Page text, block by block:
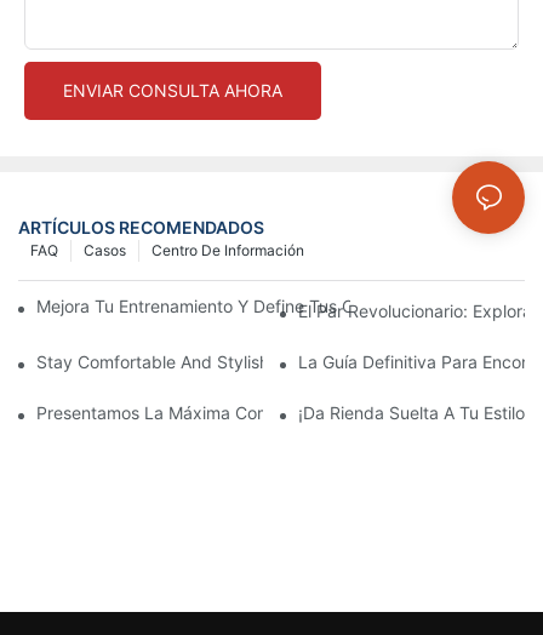
ENVIAR CONSULTA AHORA
ARTÍCULOS RECOMENDADOS
Centro De Información
Casos
FAQ
Mejora Tu Entrenamiento Y Define Tus Curvas Con Los
El Par Revolucionario:
Stay Comfortable And Stylish With These Thick Seamless
La Guía Definitiva Para
Presentamos La Máxima Comodidad: Leggings Diseñados Sin
¡Da Rienda Suelta A Tu Estilo